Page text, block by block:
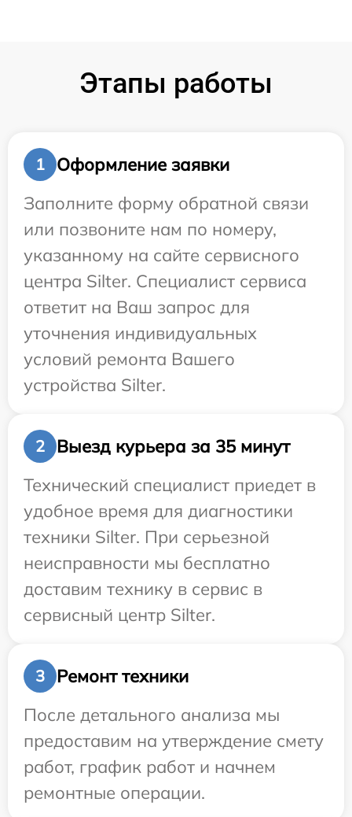
Этапы работы
1
Оформление заявки
Заполните форму обратной связи
или позвоните нам по номеру,
указанному на сайте сервисного
центра Silter. Специалист сервиса
ответит на Ваш запрос для
уточнения индивидуальных
условий ремонта Вашего
устройства Silter.
2
Выезд курьера за 35 минут
Технический специалист приедет в
удобное время для диагностики
техники Silter. При серьезной
неисправности мы бесплатно
доставим технику в сервис в
сервисный центр Silter.
3
Ремонт техники
После детального анализа мы
предоставим на утверждение смету
работ, график работ и начнем
ремонтные операции.